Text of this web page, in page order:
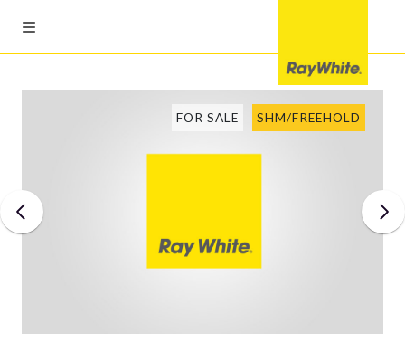
FOR SALE SHM/FREEHOLD